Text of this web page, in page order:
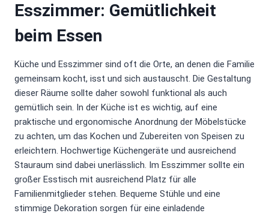
Esszimmer: Gemütlichkeit
beim Essen
Küche und Esszimmer sind oft die Orte, an denen die Familie
gemeinsam kocht, isst und sich austauscht. Die Gestaltung
dieser Räume sollte daher sowohl funktional als auch
gemütlich sein. In der Küche ist es wichtig, auf eine
praktische und ergonomische Anordnung der Möbelstücke
zu achten, um das Kochen und Zubereiten von Speisen zu
erleichtern. Hochwertige Küchengeräte und ausreichend
Stauraum sind dabei unerlässlich. Im Esszimmer sollte ein
großer Esstisch mit ausreichend Platz für alle
Familienmitglieder stehen. Bequeme Stühle und eine
stimmige Dekoration sorgen für eine einladende